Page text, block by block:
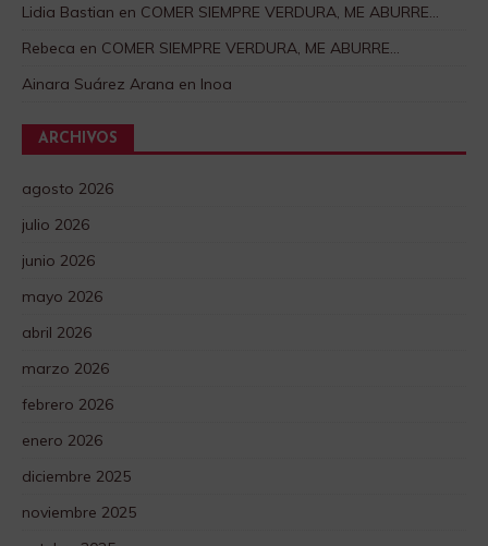
Lidia Bastian en COMER SIEMPRE VERDURA, ME ABURRE…
Rebeca en COMER SIEMPRE VERDURA, ME ABURRE…
Ainara Suárez Arana en Inoa
ARCHIVOS
agosto 2026
julio 2026
junio 2026
mayo 2026
abril 2026
marzo 2026
febrero 2026
enero 2026
diciembre 2025
noviembre 2025